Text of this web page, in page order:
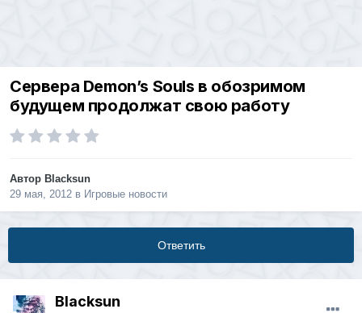
Сервера Demon’s Souls в обозримом
будущем продолжат свою работу
Автор Blacksun
29 мая, 2012 в Игровые новости
Ответить
Blacksun